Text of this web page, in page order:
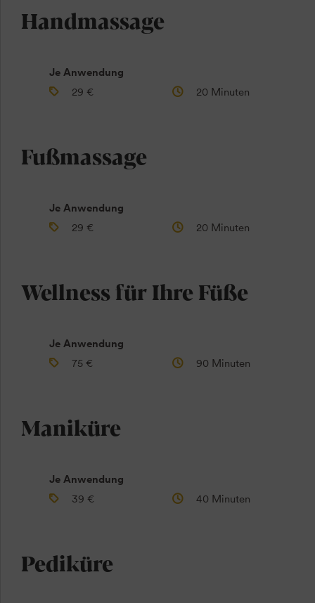
Handmassage
Je Anwendung
29 €
20 Minuten
Fußmassage
Je Anwendung
29 €
20 Minuten
Wellness für Ihre Füße
Je Anwendung
75 €
90 Minuten
Maniküre
Je Anwendung
39 €
40 Minuten
Pediküre